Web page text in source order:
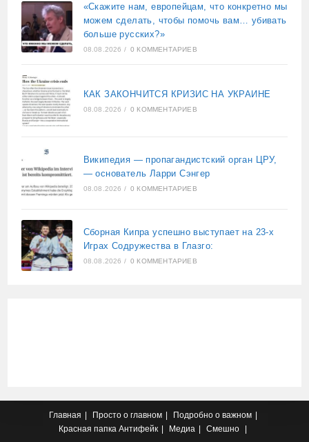
«Скажите нам, европейцам, что конкретно мы
можем сделать, чтобы помочь вам… убивать
больше русских?»
08.08.2026 / 0 КОММЕНТАРИЕВ
КАК ЗАКОНЧИТСЯ КРИЗИС НА УКРАИНЕ
08.08.2026 / 0 КОММЕНТАРИЕВ
Википедия — пропагандистский орган ЦРУ,
— основатель Ларри Сэнгер
08.08.2026 / 0 КОММЕНТАРИЕВ
Сборная Кипра успешно выступает на 23-х
Играх Содружества в Глазго:
08.08.2026 / 0 КОММЕНТАРИЕВ
Главная Просто о главном
Подробно о важном
Красная папка Антифейк Медиа Смешно